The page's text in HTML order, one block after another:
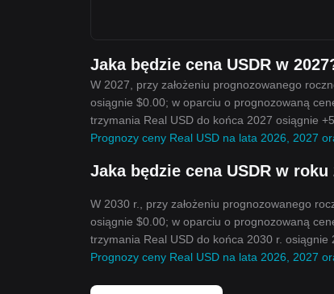
Jaka będzie cena USDR w
W 2027, przy założeniu prognozowanego
osiągnie $0.00; w oparciu o prognozowaną
trzymania Real USD do końca 2027 osiągnie
Prognozy ceny Real USD na lata 2026, 2027
Jaka będzie cena USDR w roku
W 2030 r., przy założeniu prognozowanego
osiągnie $0.00; w oparciu o prognozowaną
trzymania Real USD do końca 2030 r. osiągnie
Prognozy ceny Real USD na lata 2026, 2027